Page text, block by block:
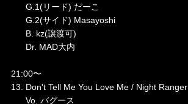
G.1(リード) だーこ
G.2(サイド) Masayoshi
B. kz(譲渡可)
Dr. MAD大内
21:00〜
13. Don't Tell Me You Love Me / Night Ranger
Vo. バグース